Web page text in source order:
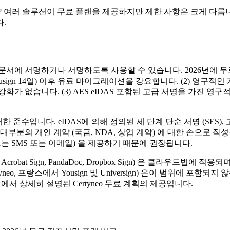
러 솔루션이 무료 플랜을 제공하지만 제한 사항은 크게 다
.
에 서명하거나 서명하도록 사용할 수 있습니다. 2026년에
14일) 이후 유료 마이그레이션을 강요합니다. (2) 영구적인
가 없습니다. (3) AES eIDAS 포함된 고급 서명을 가진 영구
준수입니다. eIDAS에 의해 정의된 세 단계 단순 서명
부분의 개인 계약 (국금, NDA, 상업 계약) 에 대한 손으로 작
SMS 또는 이메일) 을 제공하기 때문에 권장됩니다.
Sign, PandaDoc, Dropbox Sign) 은 클라우드법에 적용
프랑스에서 Yousign 및 Universign) 은이 범위에 포함되지
서 상세히 설명된 Certyneo 무료 계획의 제공입니다.